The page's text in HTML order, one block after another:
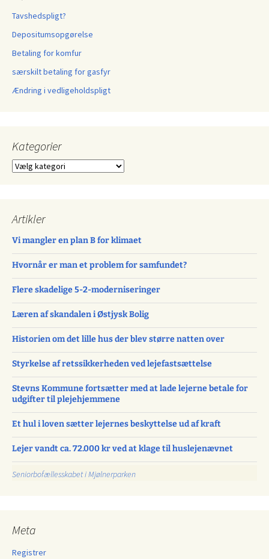
Tavshedspligt?
Depositumsopgørelse
Betaling for komfur
særskilt betaling for gasfyr
Ændring i vedligeholdspligt
Kategorier
Kategorier
Artikler
Vi mangler en plan B for klimaet
Hvornår er man et problem for samfundet?
Flere skadelige 5-2-moderniseringer
Læren af skandalen i Østjysk Bolig
Historien om det lille hus der blev større natten over
Styrkelse af retssikkerheden ved lejefastsættelse
Stevns Kommune fortsætter med at lade lejerne betale for
udgifter til plejehjemmene
Et hul i loven sætter lejernes beskyttelse ud af kraft
Lejer vandt ca. 72.000 kr ved at klage til huslejenævnet
Seniorbofællesskabet i Mjølnerparken
Meta
Registrer